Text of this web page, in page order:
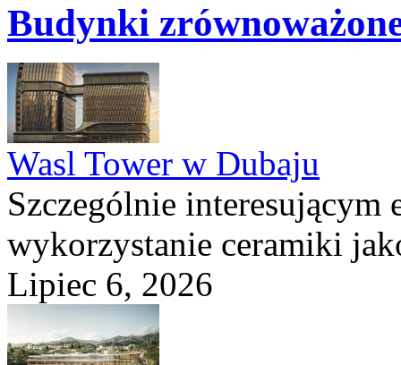
Budynki
Wasl Tower w Dubaju
Szczególnie interesującym
wykorzystanie ceramiki
Lipiec 6, 2026